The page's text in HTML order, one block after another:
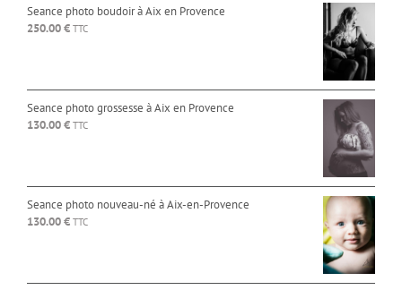
Seance photo boudoir à Aix en Provence
250.00€ TTC
Seance photo grossesse à Aix en Provence
130.00€ TTC
Seance photo nouveau-né à Aix-en-Provence
130.00€ TTC